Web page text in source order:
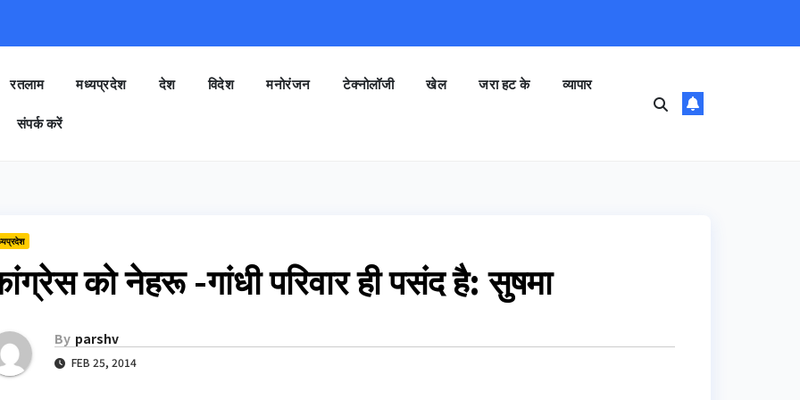
रतलाम मध्यप्रदेश देश विदेश मनोरंजन टेक्नोलॉजी खेल जरा हट के व्यापार
संपर्क करें
को नेहरू -गांधी परिवार ही पसंद है: सुषमा
By parshv
FEB 25, 2014